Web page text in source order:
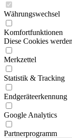
Währungswechsel
Komfortfunktionen
Diese Cookies
Merkzettel
Statistik & Tracking
Endgeräteerkennung
Google Analytics
Partnerprogramm